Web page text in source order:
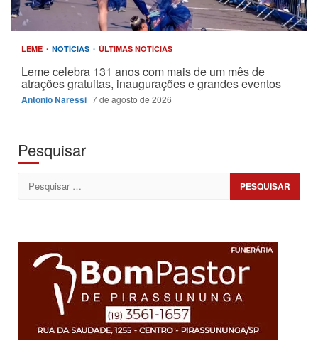
LEME NOTÍCIAS ÚLTIMAS NOTÍCIAS
Leme celebra 131 anos com mais de um mês de
atrações gratuitas, inaugurações e grandes eventos
Antonio Naressi 7 de agosto de 2026
Pesquisar
Pesquisar